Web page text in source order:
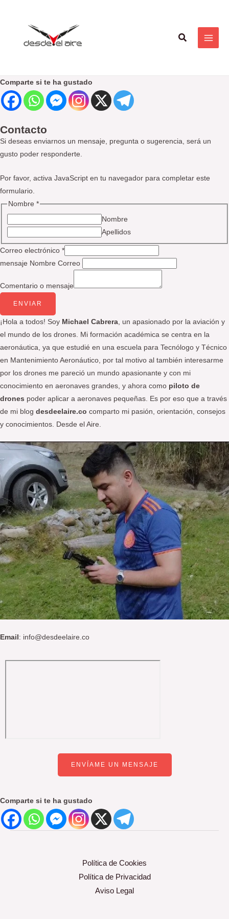
Buscar
Comparte si te ha gustado
Contacto
Si deseas enviarnos un mensaje, pregunta o sugerencia, será un
gusto poder responderte.
Por favor, activa JavaScript en tu navegador para completar este
formulario.
Nombre*
Nombre
Apellidos
Correo electrónico *
mensaje Nombre Correo
Comentario o mensaje
ENVIAR
¡Hola a todos! Soy Michael Cabrera , un apasionado por la aviación y
el mundo de los drones. Mi formación académica se centra en la
aeronáutica, ya que estudié en una escuela para Tecnólogo y Técnico
en Mantenimiento Aeronáutico, por tal motivo al también interesarme
por los drones me pareció un mundo apasionante y con mi
conocimiento en aeronaves grandes, y ahora como piloto de
drones poder aplicar a aeronaves pequeñas. Es por eso que a través
de mi blog desdeelaire.co comparto mi pasión, orientación, consejos
y conocimientos. Desde el Aire.
Email : info@desdeelaire.co
ENVÍAME UN MENSAJE
Comparte si te ha gustado
Política de Cookies
Política de Privacidad
Aviso Legal